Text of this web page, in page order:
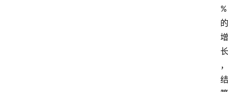
%
的
增
长
，
结